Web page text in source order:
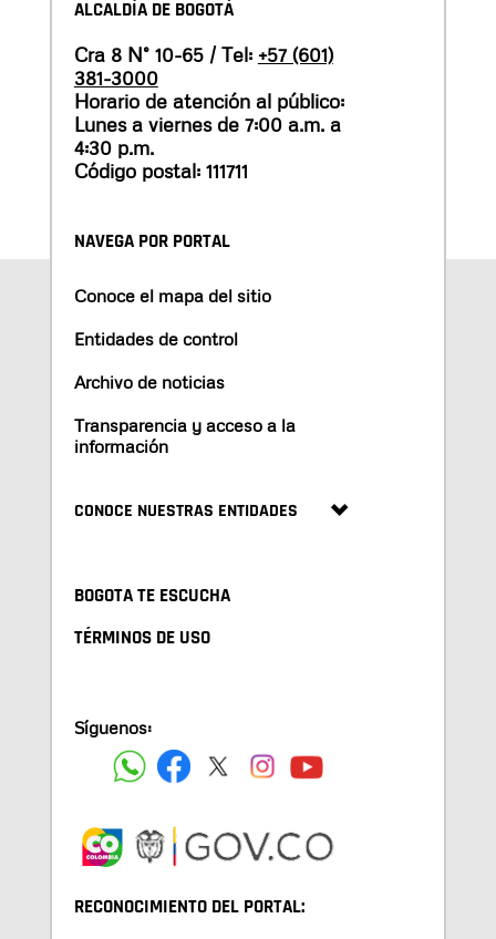
ALCALDÍA DE BOGOTÁ
Cra 8 N° 10-65 / Tel: +57 (601)
381-3000
Horario de atención al público:
Lunes a viernes de 7:00 a.m. a
4:30 p.m.
Código postal: 111711
NAVEGA POR PORTAL
Conoce el mapa del sitio
Entidades de control
Archivo de noticias
Transparencia y acceso a la
información
CONOCE NUESTRAS ENTIDADES
BOGOTA TE ESCUCHA
TÉRMINOS DE USO
Síguenos:
RECONOCIMIENTO DEL PORTAL: